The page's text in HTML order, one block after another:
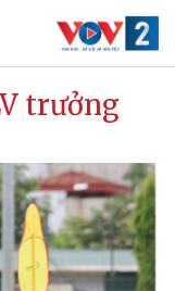
trưởng